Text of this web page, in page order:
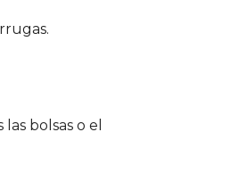
bolsas o el